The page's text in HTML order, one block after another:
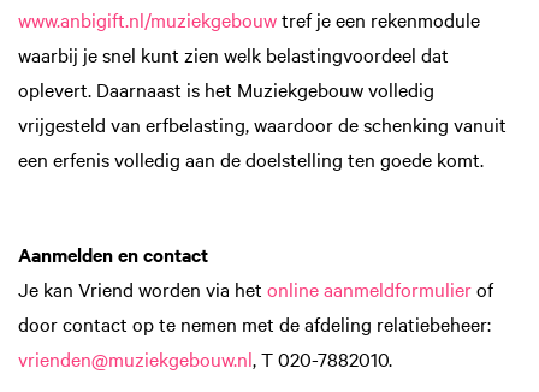
www.anbigift.nl/muziekgebouwtref je een rekenmodule
waarbij je snel kunt zien welk belastingvoordeel dat
oplevert. Daarnaast is het Muziekgebouw volledig
vrijgesteld van erfbelasting, waardoor de schenking vanuit
een erfenis volledig aan de doelstelling ten goede komt.
Aanmelden en contact
Je kan Vriend worden via het online aanmeldformulierof
door contact op te nemen met de afdeling relatiebeheer:
vrienden@muziekgebouw.nl, T 020-7882010.